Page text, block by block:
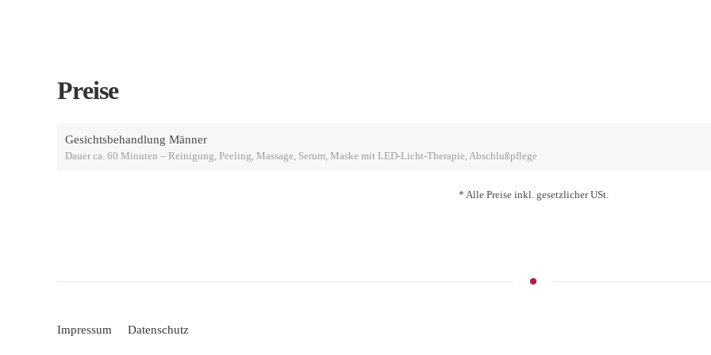
Preise
Gesichtsbehandlung Männer
Dauer ca. 60 Minuten – Reinigung, Peeling, Massage, Serum, Maske mit LED-Licht-Therapie, Abschlußpflege
* Alle Preise inkl. gesetzlicher USt.
Impressum Datenschutz